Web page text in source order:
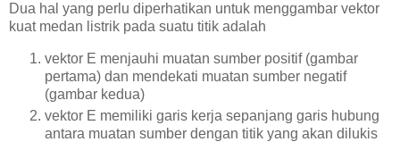
Dua hal yang perlu diperhatikan untuk menggambar vektor
kuat medan listrik pada suatu titik adalah
vektor E menjauhi muatan sumber positif (gambar
pertama) dan mendekati muatan sumber negatif
(gambar kedua)
vektor E memiliki garis kerja sepanjang garis hubung
antara muatan sumber dengan titik yang akan dilukis